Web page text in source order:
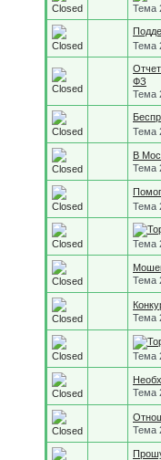
Тема
Тема
ФЗ
Тема
Тема
В
Тема
Тема
Тема
Тема
Тема
Тема
Тема
Тема